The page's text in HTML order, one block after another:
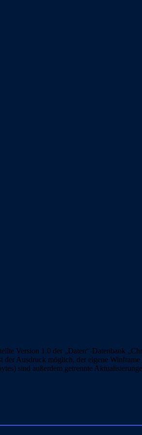
Version 1.0 der „Daten“-Datenbank
Ausdruck möglich, der eigene
sind außerdem getrennte